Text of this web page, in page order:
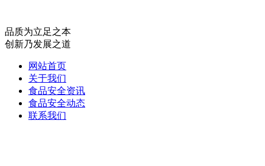
品质为立足之本
创新乃发展之道
网站首页
关于我们
食品安全资讯
食品安全动态
联系我们